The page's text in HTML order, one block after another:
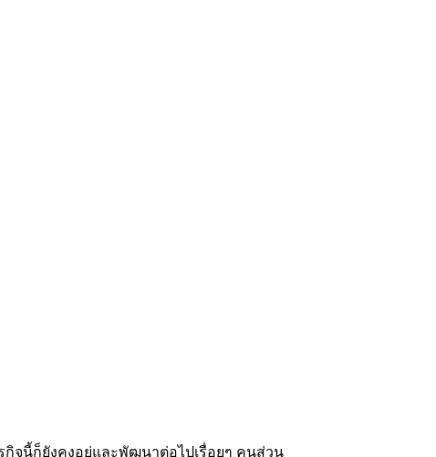
กิจนี้ก็ยังคงอยู่และพัฒนาต่อไปเรื่อยๆ คนส่วน